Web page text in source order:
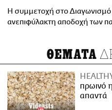
Η συμμετοχή στο Διαγωνισμό
ανεπιφύλακτη αποδοχή των
ΘΕΜΑΤΑ
πρωινό
απαντά